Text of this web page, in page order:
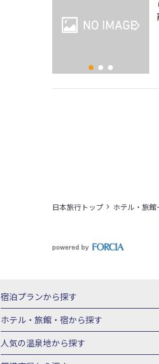
日本旅行トップ ホテル・旅館
宿泊プランから探す
北海道
東北 青森県
栃木県
群馬県 北陸 富山県
石
三重県
近畿 滋賀県 京都府
大
ホテル・旅館・宿から探す
北海道ホテル・旅館
山形県ホテル・旅館
福島県ホテル・旅
人気の温泉地から探す